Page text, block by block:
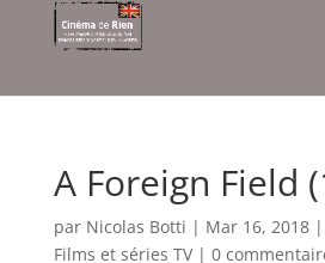
A Foreign Field
par Nicolas Botti | Mar 16, 2018|
Films et séries TV| 0